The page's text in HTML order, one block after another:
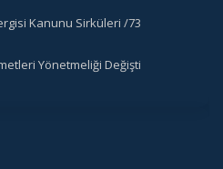
Kanunu Sirküleri /73
Yönetmeliği Değişti